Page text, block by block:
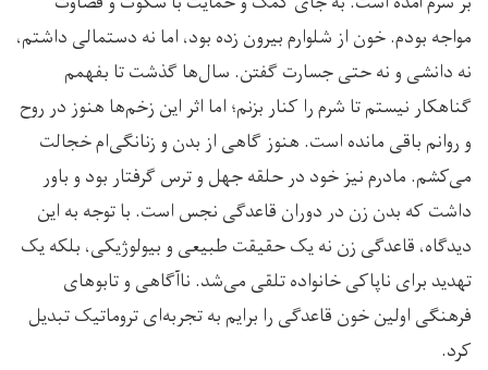
مواجه بودم. خون از شلوارم بیرون زده بود، اما نه دستمالی داشتم،
نه دانشی و نه حتی جسارت گفتن. سال‌ها گذشت تا بفهمم
گناهکار نیستم تا شرم را کنار بزنم؛ اما اثر این زخم‌ها هنوز در روح
و روانم باقی مانده است. هنوز گاهی از بدن و زنانگی‌ام خجالت
می‌کشم. مادرم نیز خود در حلقه جهل و ترس گرفتار بود و باور
داشت که بدن زن در دوران قاعدگی نجس است. با توجه به این
دیدگاه، قاعدگی زن نه یک حقیقت طبیعی و بیولوژیکی، بلکه یک
تهدید برای ناپاکی خانواده تلقی می‌شد. ناآگاهی و تابوهای
فرهنگی اولین خون قاعدگی را برایم به تجربه‌ای تروماتیک تبدیل
کرد.